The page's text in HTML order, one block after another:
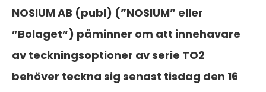
NOSIUM AB (publ) (”NOSIUM” eller
”Bolaget”) påminner om att innehavare
av teckningsoptioner av serie TO2
behöver teckna sig senast tisdag den 16